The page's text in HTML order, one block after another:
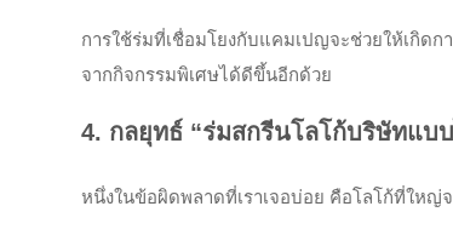
การใช้ร่มที่เชื่อมโยงกับแคมเปญจะช่วยให้เกิดก
จากกิจกรรมพิเศษได้ดีขึ้นอีกด้วย
4. กลยุทธ์ “ร่มสกรีนโลโก้บริษัทแบ
หนึ่งในข้อผิดพลาดที่เราเจอบ่อย คือโลโก้ที่ใหญ่